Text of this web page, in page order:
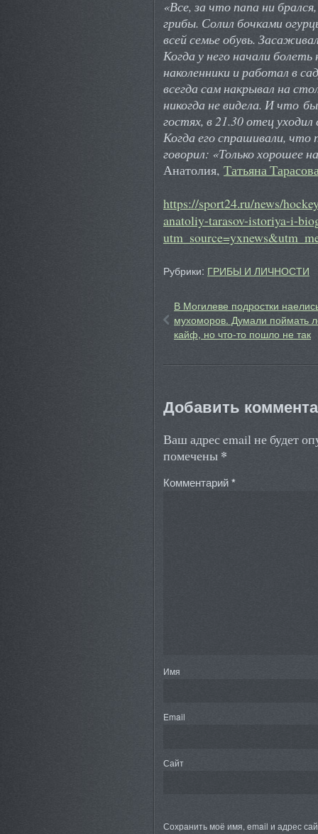
«Все, за что папа ни
грибы. Солил бочками
всей семье обувь.
Когда у него начали болеть
наколенники и работал в
всегда сам накрывал на
никогда не видела. И что
гостях, в 21.30 отец
Когда его спрашивали, что
говорил: «Только хорошее
Анатолия, Татьяна
https://sport24.ru/news/
anatoliy-tarasov-istoriya-i-
Рубрики: ГРИБЫ И ЛИЧНОСТИ
В Могилеве подростки
мухоморов. Думали поймать
кайф, но что-то пошло не так
Добавить
Ваш адрес email не будет
помечены *
Комментарий*
Имя
Email
Сайт
Сохранить моё имя, email и адрес